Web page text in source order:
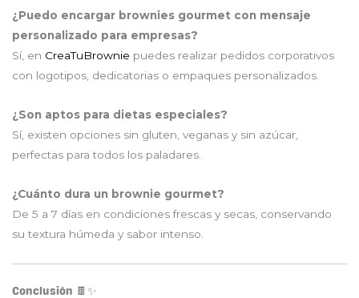
¿Puedo encargar brownies gourmet con mensaje
personalizado para empresas?
Sí, en CreaTuBrownie puedes realizar pedidos corporativos
con logotipos, dedicatorias o empaques personalizados.
¿Son aptos para dietas especiales?
Sí, existen opciones sin gluten, veganas y sin azúcar,
perfectas para todos los paladares.
¿Cuánto dura un brownie gourmet?
De 5 a 7 días en condiciones frescas y secas, conservando
su textura húmeda y sabor intenso.
Conclusión 🍫✨